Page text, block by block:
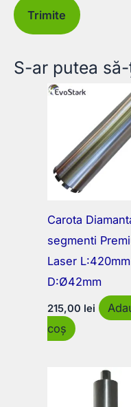
S-ar putea
Carota
segmenti
Laser L:420mm
D:Ø42mm
215,00 lei
coș